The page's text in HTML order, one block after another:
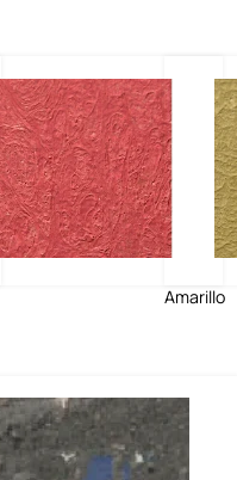
Amarillo